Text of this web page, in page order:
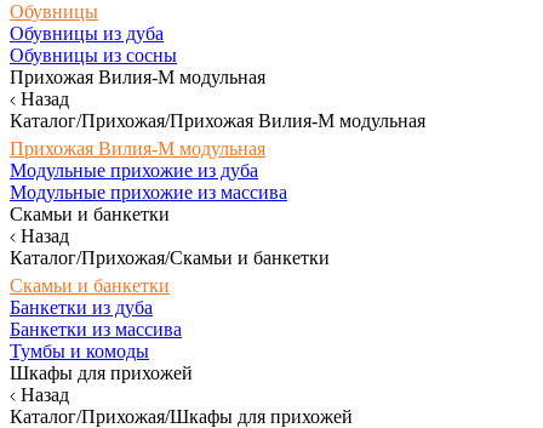
Обувницы
Обувницы из дуба
Обувницы из сосны
Прихожая Вилия-М модульная
Назад
Каталог/Прихожая/Прихожая Вилия-М модульная
Прихожая Вилия-М модульная
Модульные прихожие из дуба
Модульные прихожие из массива
Скамьи и банкетки
Назад
Каталог/Прихожая/Скамьи и банкетки
Скамьи и банкетки
Банкетки из дуба
Банкетки из массива
Тумбы и комоды
Шкафы для прихожей
Назад
Каталог/Прихожая/Шкафы для прихожей